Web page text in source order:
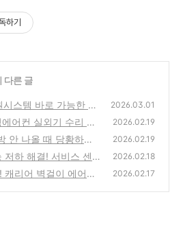
하기
다른 글
스템 바로 가능한 쉬
(0)
2026.03.01
어컨 실외기 수리 바
알아보기
(0)
2026.02.19
안 나올 때 당황하지
조치 방법
(0)
2026.02.19
저하 해결! 서비스 센
쉬운 조치 방법
(0)
2026.02.18
리어 벽걸이 에어컨
2026.02.17